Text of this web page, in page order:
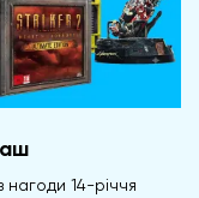
нагоди 14-річчя